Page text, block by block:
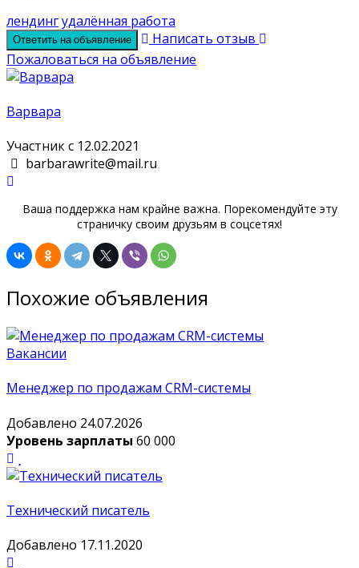
лендингудалённая работа
Ответить на объявление
Написать отзыв
Пожаловаться на объявление
Варвара
Участник с 12.02.2021
barbarawrite@mail.ru
Ваша поддержка нам крайне важна. Порекомендуйте эту
страничку своим друзьям в соцсетях!
Похожие объявления
Вакансии
Менеджер по продажам CRM-системы
Добавлено 24.07.2026
Уровень зарплаты 60 000
Технический писатель
Добавлено 17.11.2020